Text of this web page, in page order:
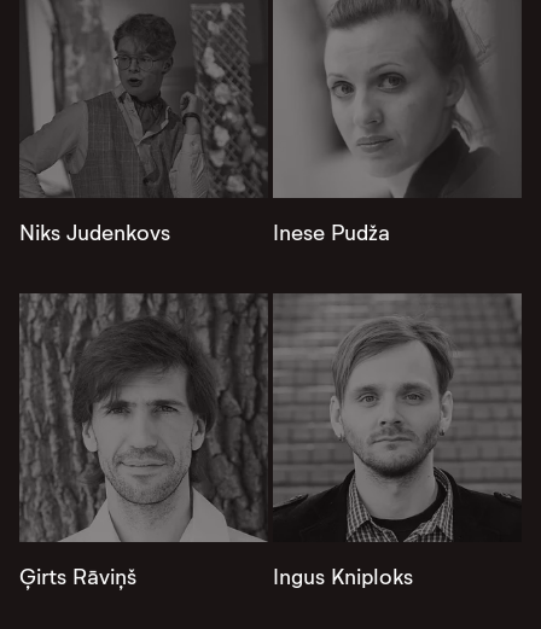
Niks Judenkovs Inese Pudža
Ģirts Rāviņš Ingus Kniploks